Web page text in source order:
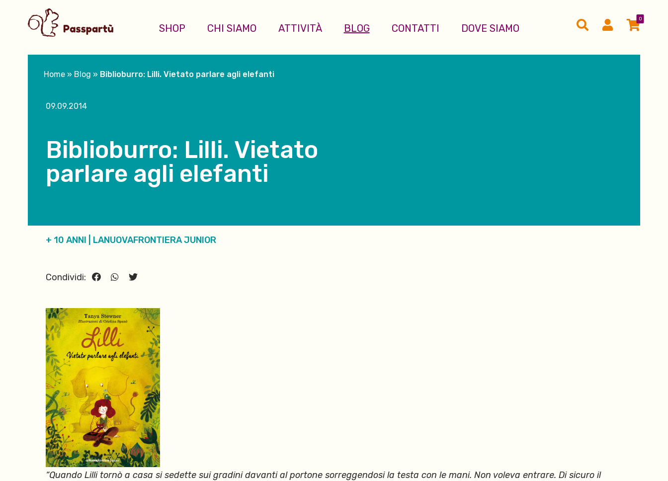
SHOP CHI SIAMO ATTIVITÀ BLOG CONTATTI DOVE SIAMO
0
Home » Blog » Biblioburro: Lilli. Vietato parlare agli elefanti
09.09.2014
Biblioburro: Lilli. Vietato
parlare agli elefanti
+ 10 ANNI LANUOVAFRONTIERA JUNIOR
Condividi:
“Quando Lilli tornò a casa si sedette sui gradini davanti al portone sorreggendosi la testa con le mani. Non voleva entrare. Di sicuro il